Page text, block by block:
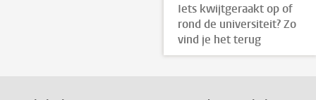
Iets kwijtgeraakt op of
rond de universiteit? Zo
vind je het terug